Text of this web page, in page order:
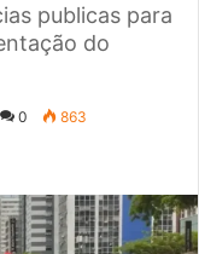
publicas para
do
0 863